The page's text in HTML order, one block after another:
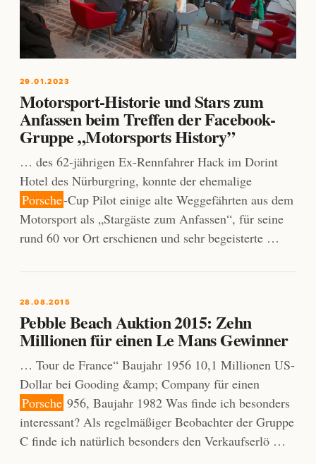
29.01.2023
Motorsport-Historie und Stars zum
Anfassen beim Treffen der Facebook-
Gruppe „Motorsports History”
… des 62-jährigen Ex-Rennfahrer Hack im Dorint
Hotel des Nürburgring, konnte der ehemalige
Porsche-Cup Pilot einige alte Weggefährten aus dem
Motorsport als „Stargäste zum Anfassen“, für seine
rund 60 vor Ort erschienen und sehr begeisterte …
28.08.2015
Pebble Beach Auktion 2015: Zehn
Millionen für einen Le Mans Gewinner
… Tour de France“ Baujahr 1956 10,1 Millionen US-
Dollar bei Gooding &amp; Company für einen
Porsche 956, Baujahr 1982 Was finde ich besonders
interessant? Als regelmäßiger Beobachter der Gruppe
C finde ich natürlich besonders den Verkaufserlö …